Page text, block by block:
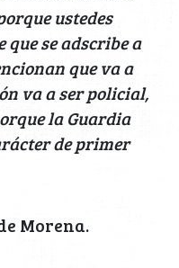
ustedes
que se adscribe a
que va a
va a ser policial,
la Guardia
de primer
Morena.